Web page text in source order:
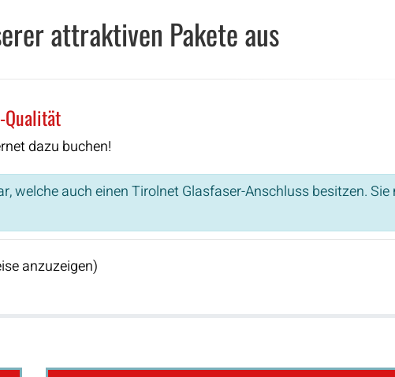
attraktiven Pakete aus
Qualität
dazu buchen!
welche auch einen Tirolnet Glasfaser-Anschluss besitzen. Sie
anzuzeigen)